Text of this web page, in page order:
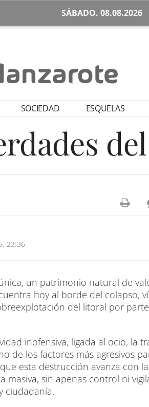
SÁBADO. 08.08.2026
SOCIEDAD ESQUELAS
23:36
un patrimonio natural de
hoy al borde del colapso,
del litoral por
inofensiva, ligada al ocio, la
de los factores más agresivos
esta destrucción avanza con
sin apenas control ni
ciudadanía.